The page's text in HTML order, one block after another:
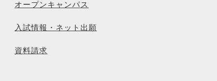
オープンキャンパス
入試情報・ネット出願
資料請求